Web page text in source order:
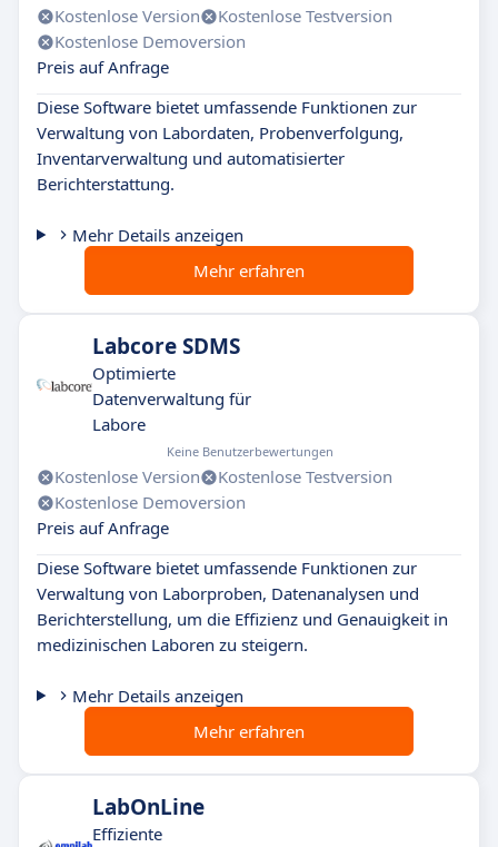
Kostenlose Version
Kostenlose Testversion
Kostenlose Demoversion
Preis auf Anfrage
Diese Software bietet umfassende Funktionen zur
Verwaltung von Labordaten, Probenverfolgung,
Inventarverwaltung und automatisierter
Berichterstattung.
Mehr Details anzeigen
Mehr erfahren
Labcore SDMS
Optimierte
Datenverwaltung für
Labore
Keine Benutzerbewertungen
Kostenlose Version
Kostenlose Testversion
Kostenlose Demoversion
Preis auf Anfrage
Diese Software bietet umfassende Funktionen zur
Verwaltung von Laborproben, Datenanalysen und
Berichterstellung, um die Effizienz und Genauigkeit in
medizinischen Laboren zu steigern.
Mehr Details anzeigen
Mehr erfahren
LabOnLine
Effiziente